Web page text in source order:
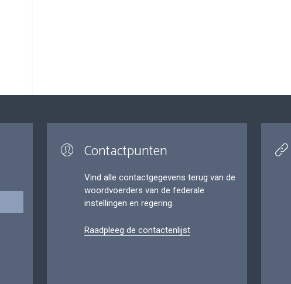
Contactpunten
Vind alle contactgegevens terug van de
woordvoerders van de federale
instellingen en regering.
Raadpleeg de contactenlijst